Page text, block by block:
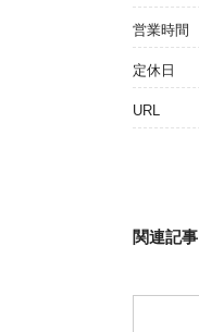
営業時間
定休日
URL
関連記事